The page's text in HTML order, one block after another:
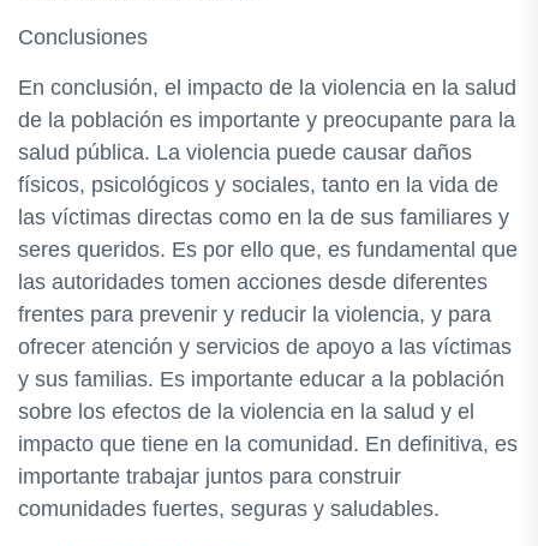
Conclusiones
En conclusión, el impacto de la violencia en la salud
de la población es importante y preocupante para la
salud pública. La violencia puede causar daños
físicos, psicológicos y sociales, tanto en la vida de
las víctimas directas como en la de sus familiares y
seres queridos. Es por ello que, es fundamental que
las autoridades tomen acciones desde diferentes
frentes para prevenir y reducir la violencia, y para
ofrecer atención y servicios de apoyo a las víctimas
y sus familias. Es importante educar a la población
sobre los efectos de la violencia en la salud y el
impacto que tiene en la comunidad. En definitiva, es
importante trabajar juntos para construir
comunidades fuertes, seguras y saludables.